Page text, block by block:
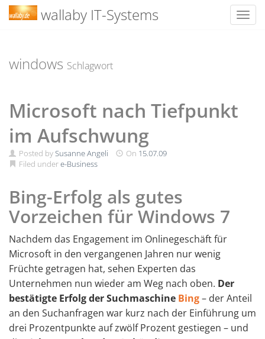
content
wallaby IT-Systems
windows Schlagwort
Microsoft nach Tiefpunkt
im Aufschwung
Posted bySusanne Angeli On 15.07.09
Filed undere-Business
Bing-Erfolg als gutes
Vorzeichen für Windows 7
Nachdem das Engagement im Onlinegeschäft für
Microsoft in den vergangenen Jahren nur wenig
Früchte getragen hat, sehen Experten das
Unternehmen nun wieder am Weg nach oben. Der
bestätigte Erfolg der Suchmaschine Bing– der Anteil
an den Suchanfragen war kurz nach der Einführung um
drei Prozentpunkte auf zwölf Prozent gestiegen – und